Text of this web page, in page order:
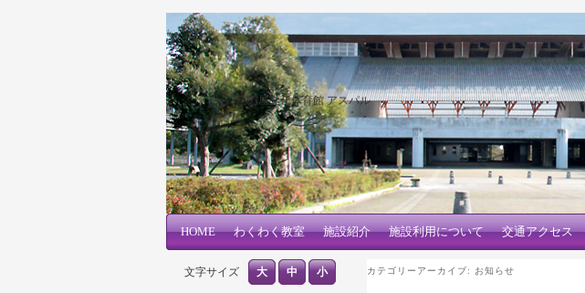
三刀屋文化体育館 アスパル
メインメニュー
メインコンテンツへ移動
サブコンテンツへ移動
HOME わくわく教室 施設紹介 施設利用について 交通アクセス
カテゴリーアーカイブ: お知らせ
文字サイズ 大 中 小